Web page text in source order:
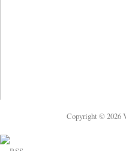
Copyright © 2026